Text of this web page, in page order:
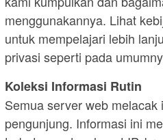
menggunakannya. Lihat
untuk mempelajari lebih
privasi seperti pada
Koleksi Informasi Rutin
Semua server web
pengunjung. Informasi ini